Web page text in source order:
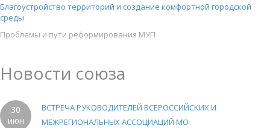
Благоустройство территорий и создание комфортной городской
среды
Проблемы и пути реформирования МУП
Новости союза
30
июн
ВСТРЕЧА РУКОВОДИТЕЛЕЙ ВСЕРОССИЙСКИХ И
МЕЖРЕГИОНАЛЬНЫХ АССОЦИАЦИЙ МО